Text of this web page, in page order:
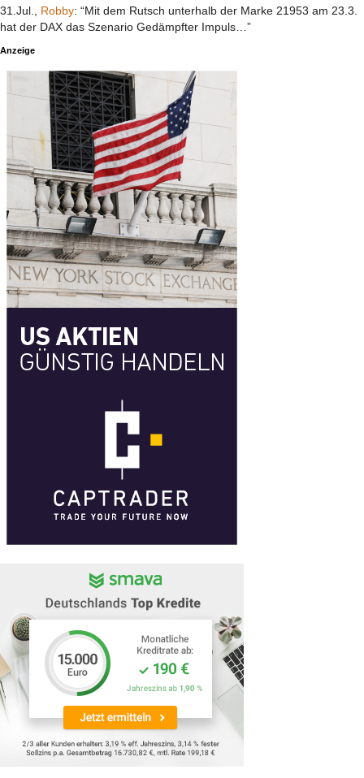
31.Jul., Robby: “Mit dem Rutsch unterhalb der Marke 21953 am 23.3.
hat der DAX das Szenario Gedämpfter Impuls…”
Anzeige